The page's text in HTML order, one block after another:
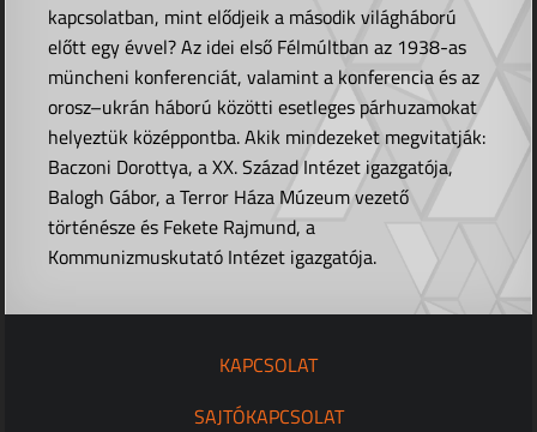
kapcsolatban, mint elődjeik a második világháború
előtt egy évvel? Az idei első Félmúltban az 1938-as
müncheni konferenciát, valamint a konferencia és az
orosz–ukrán háború közötti esetleges párhuzamokat
helyeztük középpontba. Akik mindezeket megvitatják:
Baczoni Dorottya, a XX. Század Intézet igazgatója,
Balogh Gábor, a Terror Háza Múzeum vezető
történésze és Fekete Rajmund, a
Kommunizmuskutató Intézet igazgatója.
KAPCSOLAT
SAJTÓKAPCSOLAT